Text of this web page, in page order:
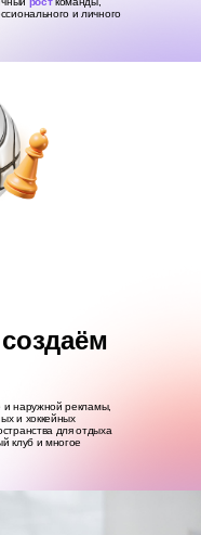
и личного
и наружной рекламы,
и хоккейных
для отдыха
клуб и многое